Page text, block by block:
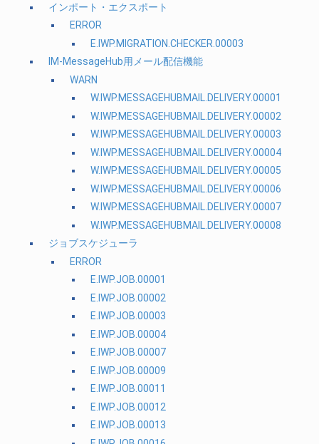
インポート・エクスポート
ERROR
E.IWP.MIGRATION.CHECKER.00003
IM-MessageHub用メール配信機能
WARN
W.IWP.MESSAGEHUBMAIL.DELIVERY.00001
W.IWP.MESSAGEHUBMAIL.DELIVERY.00002
W.IWP.MESSAGEHUBMAIL.DELIVERY.00003
W.IWP.MESSAGEHUBMAIL.DELIVERY.00004
W.IWP.MESSAGEHUBMAIL.DELIVERY.00005
W.IWP.MESSAGEHUBMAIL.DELIVERY.00006
W.IWP.MESSAGEHUBMAIL.DELIVERY.00007
W.IWP.MESSAGEHUBMAIL.DELIVERY.00008
ジョブスケジューラ
ERROR
E.IWP.JOB.00001
E.IWP.JOB.00002
E.IWP.JOB.00003
E.IWP.JOB.00004
E.IWP.JOB.00007
E.IWP.JOB.00009
E.IWP.JOB.00011
E.IWP.JOB.00012
E.IWP.JOB.00013